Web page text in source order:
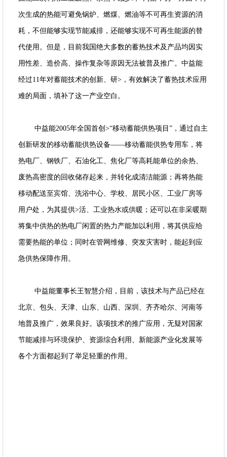
次生成的热能可避免锅炉、燃煤、燃油等不可再生资源的消
耗，不但能够实现节能减排，还能够实现不可再生能源的替
代使用。但是，目前我国绝大多数的蓄热技术及产品均因实
用性差、造价高、操作复杂等原因无法被普及推广。中益能
经过11年对蓄能技术的创新、研>，有效解决了蓄热技术应用
难的局面，填补了这一产业空白。
中益能2005年全国首创>“移动蓄能供热项目”，通过自主
创新研发的移动蓄能供热设备——移动蓄能供热专用车，将
热电厂、钢铁厂、石油化工、焦化厂等高耗能单位的余热、
废热高密度的回收储存起来，并转化成清洁能源；再将热能
移动配送至宾馆、洗浴中心、学校、居民小区、工业厂房等
用户处，为其提供>活、工业热水或供暖；还可以在非采暖期
将集中供热的热电厂闲置的热力产能加以利用，将其供应给
需要热能的单位；同时在管网维修、突发灾害时，能起到应
急供热保障作用。
中益能董事长王智慧介绍，目前，该技术与产品已经在
北京、包头、天津、山东、山西、深圳、齐齐哈尔、河南等
地普及推广，效果良好。该项技术的推广应用，无疑对国家
节能减排与环境保护、资源综合利用、新能源产业化发展等
各个方面都起到了举足轻重的作用。